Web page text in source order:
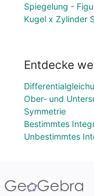
Spiegelung -
Kugel x Zylinder
Entdecke
Ober- und
Symmetrie
Bestimmtes
Unbestimmtes